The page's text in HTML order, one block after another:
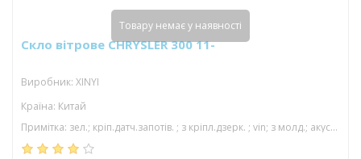
Скло вітрове CHRYSLER 300 11-
Виробник: XINYI
Країна: Китай
Примітка: зел.; кріп.датч.запотів. ; з кріпл.дзерк. ; vin; з молд.; акуст; 1598*942
Товару немає у наявності